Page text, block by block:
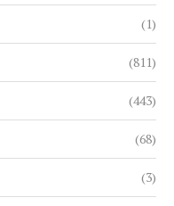
(1)
(811)
(443)
(68)
(3)